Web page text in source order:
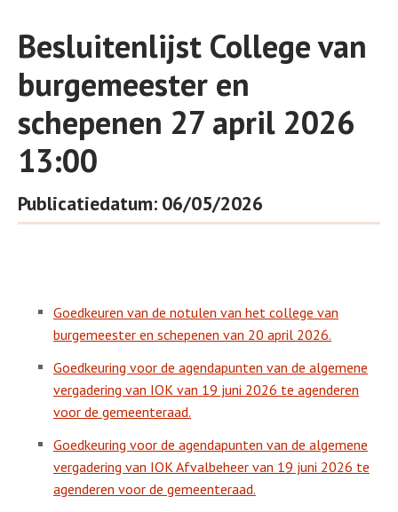
Besluitenlijst College van
burgemeester en
schepenen 27 april 2026
13:00
Publicatiedatum: 06/05/2026
Goedkeuren van de notulen van het college van
burgemeester en schepenen van 20 april 2026.
Goedkeuring voor de agendapunten van de algemene
vergadering van IOK van 19 juni 2026 te agenderen
voor de gemeenteraad.
Goedkeuring voor de agendapunten van de algemene
vergadering van IOK Afvalbeheer van 19 juni 2026 te
agenderen voor de gemeenteraad.